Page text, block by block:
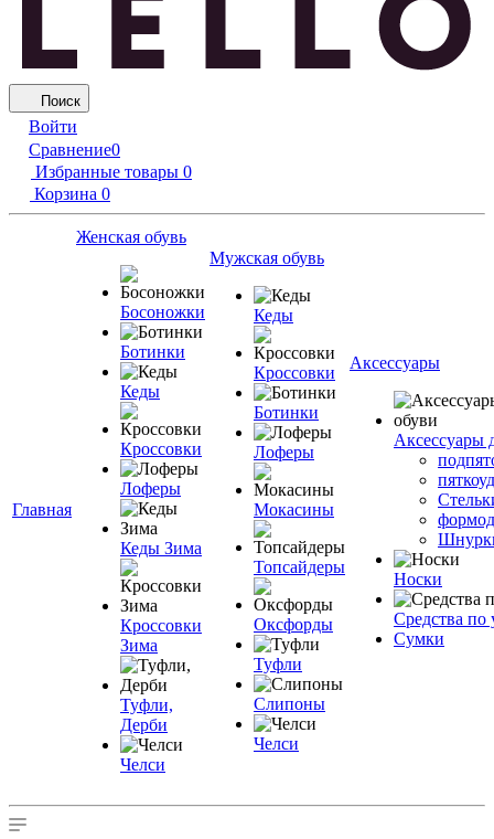
Поиск
Войти
Сравнение0
Избранные товары 0
Корзина 0
Главная
Женская обувь
Босоножки
Ботинки
Кеды
Кроссовки
Лоферы
Кеды Зима
Кроссовки
Зима
Туфли,
Дерби
Челси
Мужская обувь
Кеды
Кроссовки
Ботинки
Лоферы
Мокасины
Топсайдеры
Оксфорды
Туфли
Слипоны
Челси
Аксессуары
Аксессуары
Носки
Средства по
Сумки